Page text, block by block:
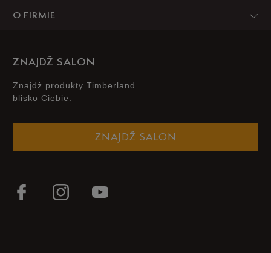
O FIRMIE
ZNAJDŹ SALON
Znajdż produkty Timberland
blisko Ciebie.
ZNAJDŹ SALON